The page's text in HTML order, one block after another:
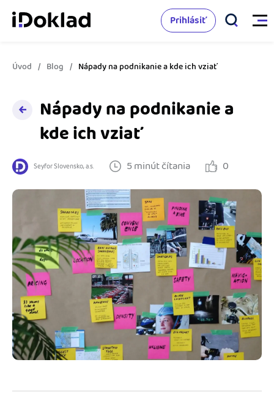
Online fakturácia
Správa kontaktov
Sledovanie cashflow
Spolupráca s účtovníkom
Prepojenie na ďalšie systémy
Spriatelení účtovníci
Katalóg doplnkov
Cenník
Nápoveda
Ako začať s podnikaním
Ako sa vyznať vo fakturácii
Blog
Podnikateľský servis
Spýtajte sa nás
Vyskúšať zadarmo
Prihlásiť
Úvod Blog Nápady na podnikanie a kde ich vziať
Nápady na podnikanie a
kde ich vziať
Seyfor Slovensko, a.s. 5 minút čítania 0